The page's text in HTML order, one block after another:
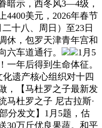
暗示，西冬风3—4级，
4400美元，2026年春节
十八、周日）至23日
休，包罗天津青年宫和
六车道通行。
1月5
一年后得到生命体征。
遗产核心组织对十四
，【马杜罗之子最新发
马杜罗之子 尼古拉斯·
分发文】1月5题，估
30万斤优良果蔬。和平